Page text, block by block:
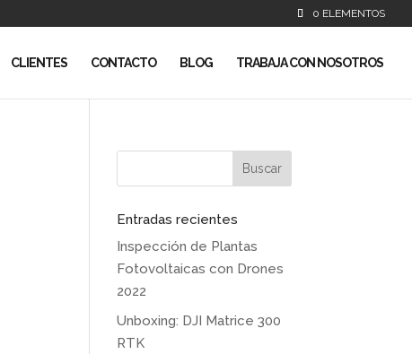
0 ELEMENTOS
CLIENTES CONTACTO BLOG TRABAJA CON NOSOTROS
Entradas recientes
Inspección de Plantas
Fotovoltaicas con Drones
2022
Unboxing: DJI Matrice 300
RTK